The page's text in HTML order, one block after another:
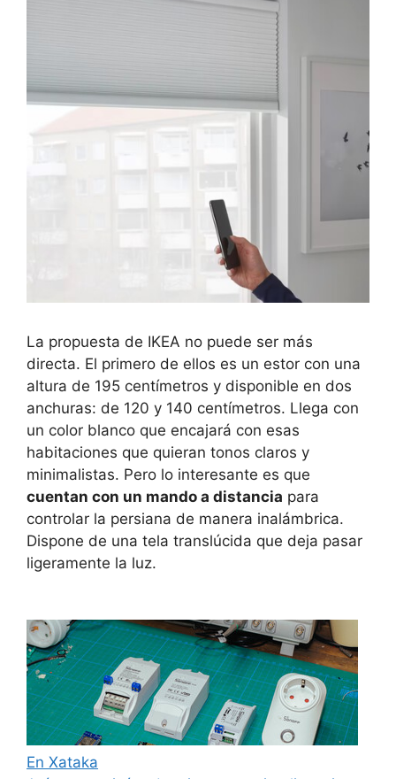
La propuesta de IKEA no puede ser más
directa. El primero de ellos es un estor con una
altura de 195 centímetros y disponible en dos
anchuras: de 120 y 140 centímetros. Llega con
un color blanco que encajará con esas
habitaciones que quieran tonos claros y
minimalistas. Pero lo interesante es que
cuentan con un mando a distancia para
controlar la persiana de manera inalámbrica.
Dispone de una tela translúcida que deja pasar
ligeramente la luz.
En Xataka